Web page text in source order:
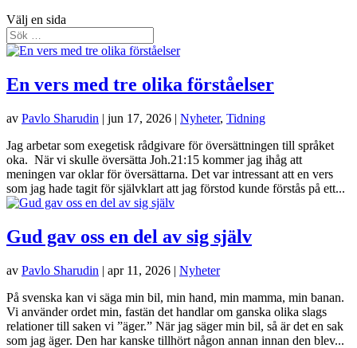
Välj en sida
En vers med tre olika förståelser
av Pavlo Sharudin | jun 17, 2026 | Nyheter, Tidning
Jag arbetar som exegetisk rådgivare för översättningen till språket
oka. När vi skulle översätta Joh.21:15 kommer jag ihåg att
meningen var oklar för översättarna. Det var intressant att en vers
som jag hade tagit för självklart att jag förstod kunde förstås på ett...
Gud gav oss en del av sig själv
av Pavlo Sharudin | apr 11, 2026 | Nyheter
På svenska kan vi säga min bil, min hand, min mamma, min banan.
Vi använder ordet min, fastän det handlar om ganska olika slags
relationer till saken vi ”äger.” När jag säger min bil, så är det en sak
som jag äger. Den har kanske tillhört någon annan innan den blev...